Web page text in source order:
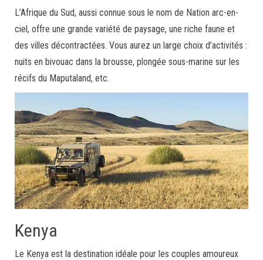
L’Afrique du Sud, aussi connue sous le nom de Nation arc-en-
ciel, offre une grande variété de paysage, une riche faune et
des villes décontractées. Vous aurez un large choix d’activités :
nuits en bivouac dans la brousse, plongée sous-marine sur les
récifs du Maputaland, etc.
Kenya
Le Kenya est la destination idéale pour les couples amoureux